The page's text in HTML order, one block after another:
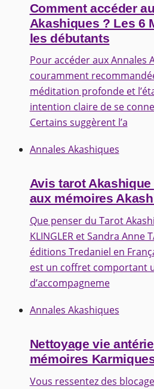
Comment accéder
Akashiques ? Les 6
les débutants
Pour accéder aux Annales
couramment
méditation profonde et
intention claire de se
Certains suggèrent l’a
Annales Akashiques
Avis tarot
aux mémoires
Que penser du Tarot
KLINGLER et Sandra Anne
éditions Tredaniel en
est un coffret comportant
d’accompagneme
Annales Akashiques
Nettoyage vie
mémoires
Vous ressentez des